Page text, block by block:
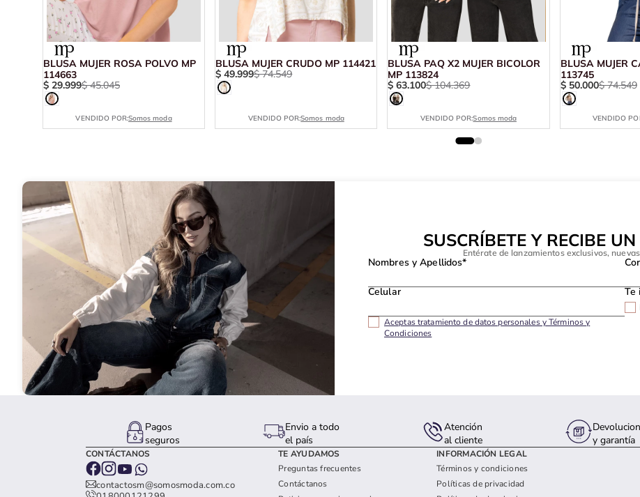
BLUSA MUJER ROSA POLVO MP
114663
$ 29.999$ 45.045
VENDIDO POR:Somos moda
BLUSA MUJER CRUDO MP 114421
$ 49.999$ 74.549
VENDIDO POR:Somos moda
BLUSA PAQ X2 MUJER BICOLOR
MP 113824
$ 63.100$ 104.369
VENDIDO POR:Somos moda
BLUSA MUJER
113745
$ 50.000$ 74.549
VENDIDO
SUSCRÍBETE Y RECIBE
Entérate de lanzamientos exclusivos,
Nombres y Apellidos*
Celular Te
Aceptas tratamiento de datos personales y Términos y
Condiciones
Pagos
seguros
Envio a todo
el país
Atención
al cliente
y garantía
CONTÁCTANOS
contactosm@somosmoda.com.co
TE AYUDAMOS
Preguntas frecuentes
Contáctanos
INFORMACIÓN LEGAL
Términos y condiciones
Políticas de privacidad